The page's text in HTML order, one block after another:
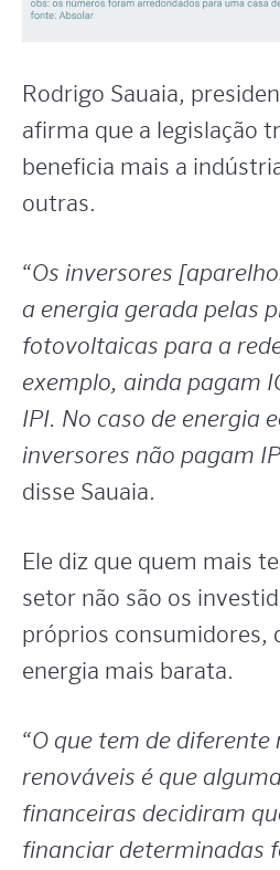
Rodrigo Sauaia,
afirma que a legislação
beneficia mais a
outras.
“Os inversores
a energia gerada pelas
fotovoltaicas para a
exemplo, ainda pagam
IPI. No caso de energia
inversores não pagam
disse Sauaia.
Ele diz que quem mais
setor não são os
próprios consumidores,
energia mais barata.
“O que tem de diferente
renováveis é que
financeiras decidiram
financiar determinadas